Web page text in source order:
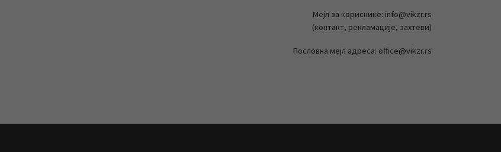
Мејл за кориснике: info@vikzr.rs
(контакт, рекламације, захтеви)
Пословна мејл адреса: office@vikzr.rs